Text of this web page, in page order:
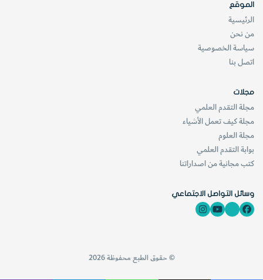
الموقع
الرئيسية
من نحن
سياسة الخصوصية
اتصل بنا
مجلات
مجلة التقدم العلمي
مجلة كيف تعمل الأشياء
مجلة العلوم
بوابة التقدم العلمي
كتب مجانية من اصداراتنا
وسائل التواصل الاجتماعي
© حقوق الطبع محفوظة 2026